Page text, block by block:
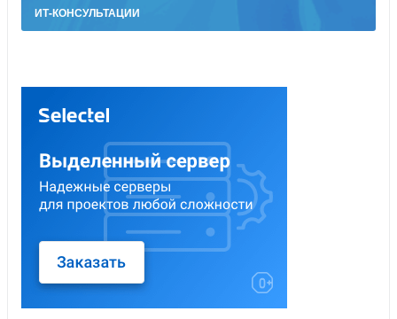
ИТ-КОНСУЛЬТАЦИИ